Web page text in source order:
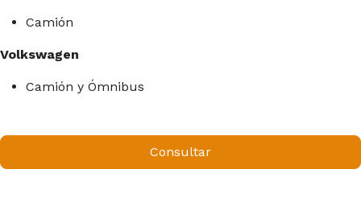
Camión
Volkswagen
Camión y Ómnibus
Consultar